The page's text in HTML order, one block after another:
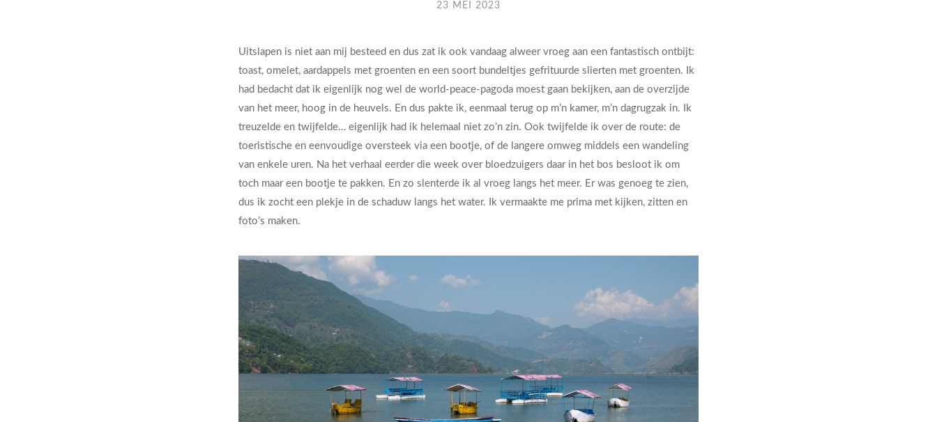
23 MEI 2023
Uitslapen is niet aan mij besteed en dus zat ik ook vandaag alweer vroeg aan een fantastisch ontbijt:
toast, omelet, aardappels met groenten en een soort bundeltjes gefrituurde slierten met groenten. Ik
had bedacht dat ik eigenlijk nog wel de world-peace-pagoda moest gaan bekijken, aan de overzijde
van het meer, hoog in de heuvels. En dus pakte ik, eenmaal terug op m’n kamer, m’n dagrugzak in. Ik
treuzelde en twijfelde… eigenlijk had ik helemaal niet zo’n zin. Ook twijfelde ik over de route: de
toeristische en eenvoudige oversteek via een bootje, of de langere omweg middels een wandeling
van enkele uren. Na het verhaal eerder die week over bloedzuigers daar in het bos besloot ik om
toch maar een bootje te pakken. En zo slenterde ik al vroeg langs het meer. Er was genoeg te zien,
dus ik zocht een plekje in de schaduw langs het water. Ik vermaakte me prima met kijken, zitten en
foto’s maken.